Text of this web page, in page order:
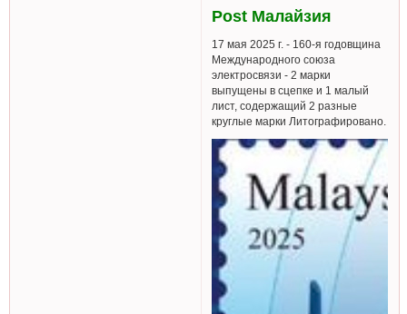
Post Малайзия
17 мая 2025 г. - 160-я годовщина
Международного союза
электросвязи - 2 марки
выпущены в сцепке и 1 малый
лист, содержащий 2 разные
круглые марки Литографировано.